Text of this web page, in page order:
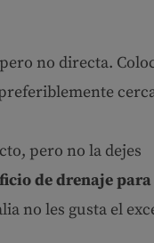
no directa.
pero no la dejes
de drenaje para
no les gusta el